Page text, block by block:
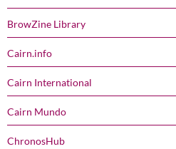
BrowZine Library
Cairn.info
Cairn International
Cairn Mundo
ChronosHub